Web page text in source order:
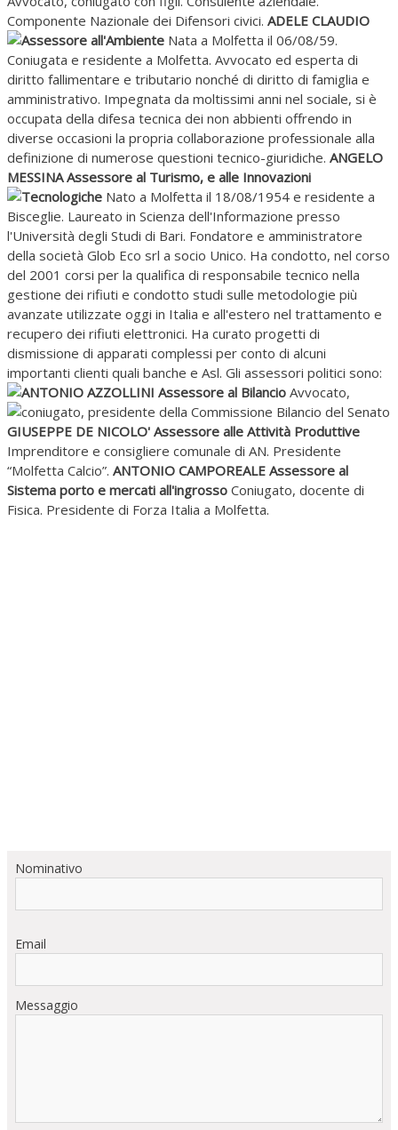
Componente Nazionale dei Difensori civici. ADELE CLAUDIO
Assessore all'Ambiente Nata a Molfetta il 06/08/59.
Coniugata e residente a Molfetta. Avvocato ed esperta di
diritto fallimentare e tributario nonché di diritto di famiglia e
amministrativo. Impegnata da moltissimi anni nel sociale, si è
occupata della difesa tecnica dei non abbienti offrendo in
diverse occasioni la propria collaborazione professionale alla
definizione di numerose questioni tecnico-giuridiche. ANGELO
MESSINA Assessore al Turismo, e alle Innovazioni
Tecnologiche Nato a Molfetta il 18/08/1954 e residente a
Bisceglie. Laureato in Scienza dell'Informazione presso
l'Università degli Studi di Bari. Fondatore e amministratore
della società Glob Eco srl a socio Unico. Ha condotto, nel corso
del 2001 corsi per la qualifica di responsabile tecnico nella
gestione dei rifiuti e condotto studi sulle metodologie più
avanzate utilizzate oggi in Italia e all'estero nel trattamento e
recupero dei rifiuti elettronici. Ha curato progetti di
dismissione di apparati complessi per conto di alcuni
importanti clienti quali banche e Asl. Gli assessori politici sono:
ANTONIO AZZOLLINI Assessore al Bilancio Avvocato,
coniugato, presidente della Commissione Bilancio del Senato
GIUSEPPE DE NICOLO' Assessore alle Attività Produttive
Imprenditore e consigliere comunale di AN. Presidente
“Molfetta Calcio”. ANTONIO CAMPOREALE Assessore al
Sistema porto e mercati all'ingrosso Coniugato, docente di
Fisica. Presidente di Forza Italia a Molfetta.
Nominativo
Email
Messaggio